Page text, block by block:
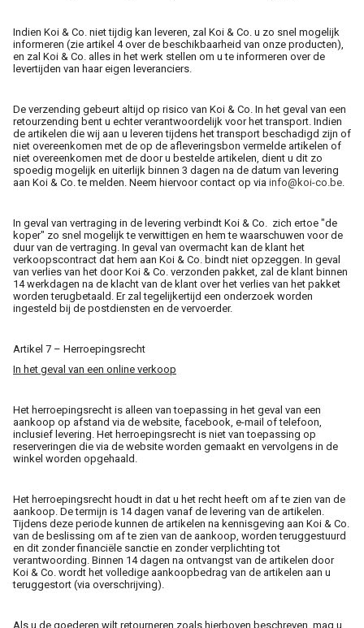
Indien Koi & Co. niet tijdig kan leveren, zal Koi & Co. u zo snel mogelijk
informeren (zie artikel 4 over de beschikbaarheid van onze producten),
en zal Koi & Co. alles in het werk stellen om u te informeren over de
levertijden van haar eigen leveranciers.
De verzending gebeurt altijd op risico van Koi & Co. In het geval van een
retourzending bent u echter verantwoordelijk voor het transport. Indien
de artikelen die wij aan u leveren tijdens het transport beschadigd zijn of
niet overeenkomen met de op de afleveringsbon vermelde artikelen of
niet overeenkomen met de door u bestelde artikelen, dient u dit zo
spoedig mogelijk en uiterlijk binnen 3 dagen na de datum van levering
aan Koi & Co. te melden. Neem hiervoor contact op via info@koi-co.be.
In geval van vertraging in de levering verbindt Koi & Co. zich ertoe "de
koper" zo snel mogelijk te verwittigen en hem te waarschuwen voor de
duur van de vertraging. In geval van overmacht kan de klant het
verkoopscontract dat hem aan Koi & Co. bindt niet opzeggen. In geval
van verlies van het door Koi & Co. verzonden pakket, zal de klant binnen
14 werkdagen na de klacht van de klant over het verlies van het pakket
worden terugbetaald. Er zal tegelijkertijd een onderzoek worden
ingesteld bij de postdiensten en de vervoerder.
Artikel 7 – Herroepingsrecht
In het geval van een online verkoop
Het herroepingsrecht is alleen van toepassing in het geval van een
aankoop op afstand via de website, facebook, e-mail of telefoon,
inclusief levering. Het herroepingsrecht is niet van toepassing op
reserveringen die via de website worden gemaakt en vervolgens in de
winkel worden opgehaald.
Het herroepingsrecht houdt in dat u het recht heeft om af te zien van de
aankoop. De termijn is 14 dagen vanaf de levering van de artikelen.
Tijdens deze periode kunnen de artikelen na kennisgeving aan Koi & Co.
van de beslissing om af te zien van de aankoop, worden teruggestuurd
en dit zonder financiële sanctie en zonder verplichting tot
verantwoording. Binnen 14 dagen na ontvangst van de artikelen door
Koi & Co. wordt het volledige aankoopbedrag van de artikelen aan u
teruggestort (via overschrijving).
Als u de goederen wilt retourneren zoals hierboven beschreven, mag u